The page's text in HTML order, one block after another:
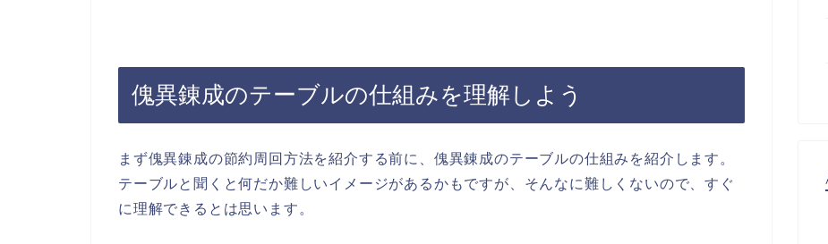
傀異錬成のテーブルの仕組みを理解しよう
まず傀異錬成の節約周回方法を紹介する前に、傀異錬成のテーブルの仕組みを紹介します。
テーブルと聞くと何だか難しいイメージがあるかもですが、そんなに難しくないので、すぐ
に理解できるとは思います。